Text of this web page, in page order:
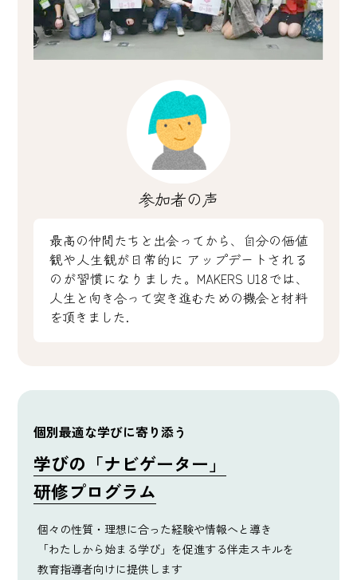
参加者の声
最高の仲間たちと出会ってから、自分の価値
観や人生観が日常的に アップデートされる
のが習慣になりました。MAKERS U18では、
人生と向き合って突き進むための機会と材料
を頂きました.
個別最適な学びに寄り添う
学びの「ナビゲーター」
研修プログラム
個々の性質・理想に合った経験や情報へと導き
「わたしから始まる学び」を促進する伴走スキルを
教育指導者向けに提供します